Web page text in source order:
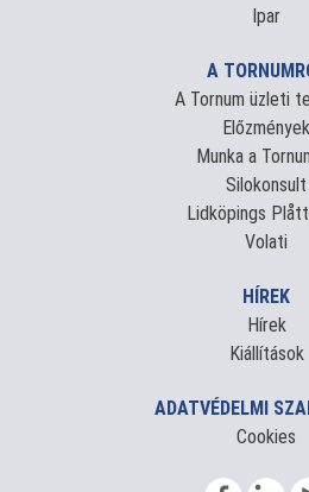
Ipar
A
A Tornum üzleti
Előzmények
Munka a
Silokonsult
Lidköpings
Volati
HÍREK
Hírek
Kiállítások
ADATVÉDELMI
Cookies